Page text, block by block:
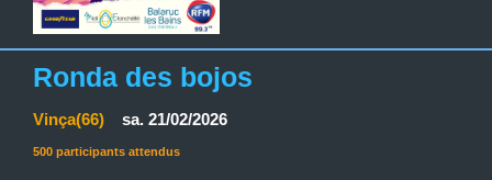
Ronda des bojos
Vinça(66) sa. 21/02/2026
500 participants attendus